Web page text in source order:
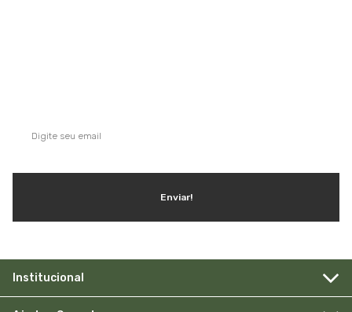
Enviar!
Institucional